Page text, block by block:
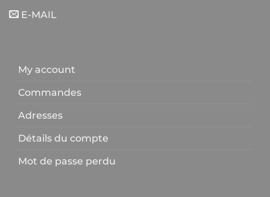
E-MAIL
My account
Commandes
Adresses
Détails du compte
Mot de passe perdu